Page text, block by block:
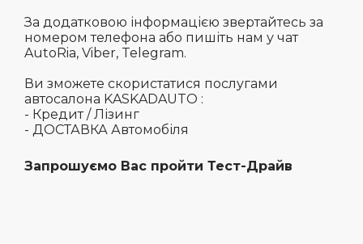
За додатковою інформацією звертайтесь за
номером телефона або пишіть нам у чат
AutoRia, Viber, Telegram.
Ви зможете скористатися послугами
автосалона KASKADAUTO :
- Кредит / Лізинг
- ДОСТАВКА Автомобіля
Запрошуємо Вас пройти Тест-Драйв